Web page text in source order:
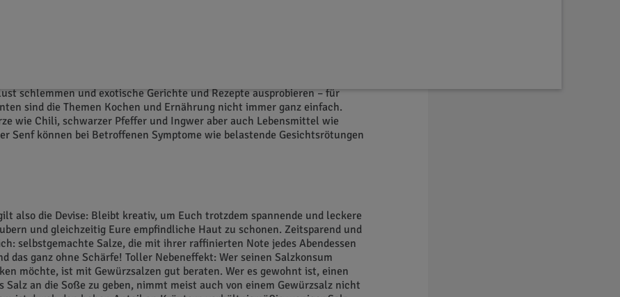
schlemmen und exotische Gerichte und Rezepte ausprobieren – für
sind die Themen Kochen und Ernährung nicht immer ganz einfach.
wie Chili, schwarzer Pfeffer und Ingwer aber auch Lebensmittel wie
Senf können bei Betroffenen Symptome wie belastende Gesichtsrötungen
also die Devise: Bleibt kreativ, um Euch trotzdem spannende und leckere
und gleichzeitig Eure empfindliche Haut zu schonen. Zeitsparend und
selbstgemachte Salze, die mit ihrer raffinierten Note jedes Abendessen
das ganz ohne Schärfe! Toller Nebeneffekt: Wer seinen Salzkonsum
möchte, ist mit Gewürzsalzen gut beraten. Wer es gewohnt ist, einen
Salz an die Soße zu geben, nimmt meist auch von einem Gewürzsalz nicht